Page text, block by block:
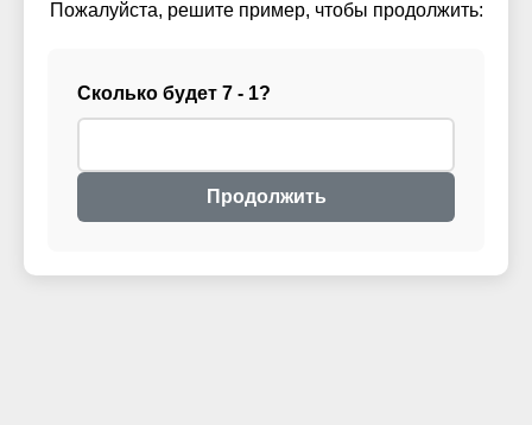
Пожалуйста, решите пример, чтобы продолжить:
Сколько будет 7 - 1?
Продолжить